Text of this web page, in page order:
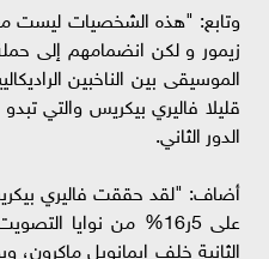
وتابع: "هذه الشخصيات ليست
زيمور و لكن انضمامهم إلى
الموسيقى بين الناخبين
قليلا فاليري بيكريس والتي
الدور الثاني.
أضاف: "لقد حققت فاليري
الثانية خلف إيمانويل